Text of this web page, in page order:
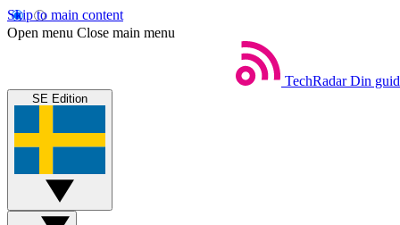
Skip to main content
Open menu Close main menu
TechRadar Din
SE Edition